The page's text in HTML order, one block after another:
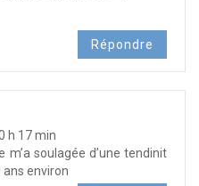
Répondre
h 17 min
m’a soulagée d’une tendinit
ans environ